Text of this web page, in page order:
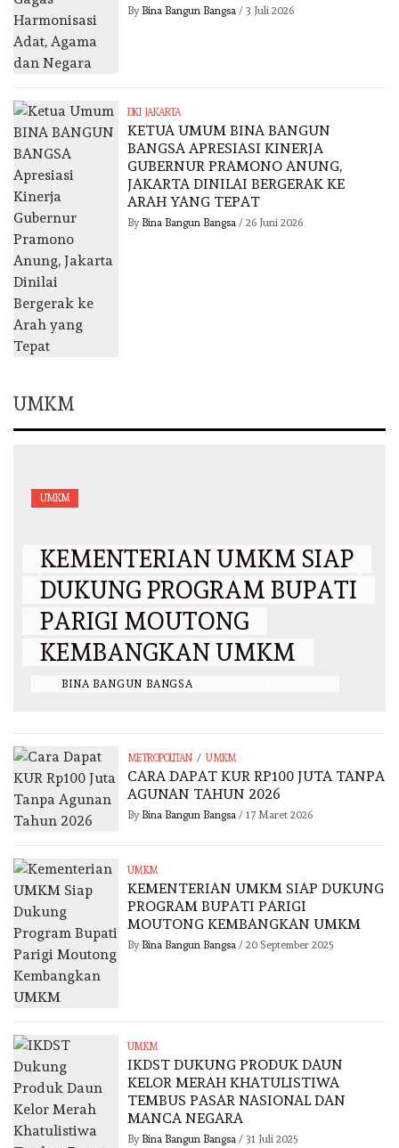
By Bina Bangun Bangsa/ 3 Juli 2026
DKI JAKARTA
KETUA UMUM BINA BANGUN
BANGSA APRESIASI KINERJA
GUBERNUR PRAMONO ANUNG,
JAKARTA DINILAI BERGERAK KE
ARAH YANG TEPAT
By Bina Bangun Bangsa/ 26 Juni 2026
UMKM
UMKM
KEMENTERIAN UMKM SIAP
DUKUNG PROGRAM BUPATI
PARIGI MOUTONG
KEMBANGKAN UMKM
BINA BANGUN BANGSA
METROPOLITAN / UMKM
CARA DAPAT KUR RP100 JUTA TANPA
AGUNAN TAHUN 2026
By Bina Bangun Bangsa/ 17 Maret 2026
UMKM
KEMENTERIAN UMKM SIAP DUKUNG
PROGRAM BUPATI PARIGI
MOUTONG KEMBANGKAN UMKM
By Bina Bangun Bangsa/ 20 September 2025
UMKM
IKDST DUKUNG PRODUK DAUN
KELOR MERAH KHATULISTIWA
TEMBUS PASAR NASIONAL DAN
MANCA NEGARA
By Bina Bangun Bangsa/ 31 Juli 2025